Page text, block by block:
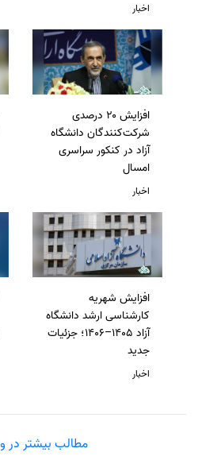
اخبار
افزایش ۲۰ درصدی
شرکت‌کنندگان دانشگاه
آزاد در کنکور سراسری
امسال
اخبار
افزایش شهریه
کارشناسی ارشد دانشگاه
آزاد 1405–1406؛ جزئیات
جدید
اخبار
مطالب بیشتر در